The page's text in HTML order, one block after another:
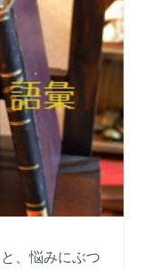
、悩みにぶつ